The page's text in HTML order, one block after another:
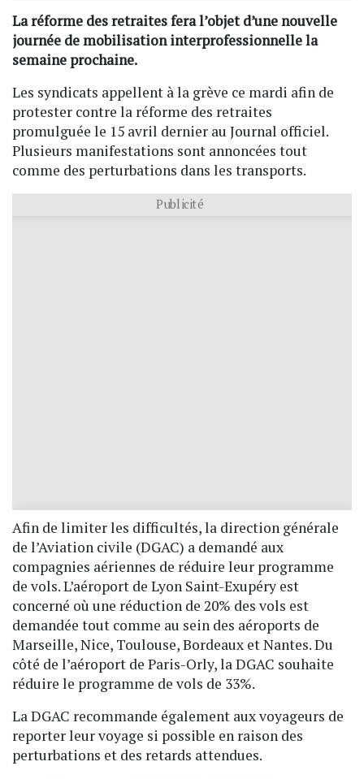
La réforme des retraites fera l’objet d’une nouvelle
journée de mobilisation interprofessionnelle la
semaine prochaine.
Les syndicats appellent à la grève ce mardi afin de
protester contre la réforme des retraites
promulguée le 15 avril dernier au Journal officiel.
Plusieurs manifestations sont annoncées tout
comme des perturbations dans les transports.
Publicité
Afin de limiter les difficultés, la direction générale
de l’Aviation civile (DGAC) a demandé aux
compagnies aériennes de réduire leur programme
de vols. L’aéroport de Lyon Saint-Exupéry est
concerné où une réduction de 20% des vols est
demandée tout comme au sein des aéroports de
Marseille, Nice, Toulouse, Bordeaux et Nantes. Du
côté de l’aéroport de Paris-Orly, la DGAC souhaite
réduire le programme de vols de 33%.
La DGAC recommande également aux voyageurs de
reporter leur voyage si possible en raison des
perturbations et des retards attendues.